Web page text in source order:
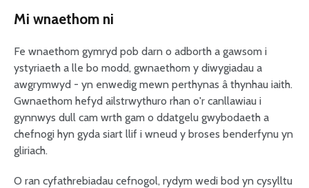
Mi wnaethom ni
Fe wnaethom gymryd pob darn o adborth a gawsom i
ystyriaeth a lle bo modd, gwnaethom y diwygiadau a
awgrymwyd - yn enwedig mewn perthynas â thynhau iaith.
Gwnaethom hefyd ailstrwythuro rhan o'r canllawiau i
gynnwys dull cam wrth gam o ddatgelu gwybodaeth a
chefnogi hyn gyda siart llif i wneud y broses benderfynu yn
gliriach.
O ran cyfathrebiadau cefnogol, rydym wedi bod yn cysylltu